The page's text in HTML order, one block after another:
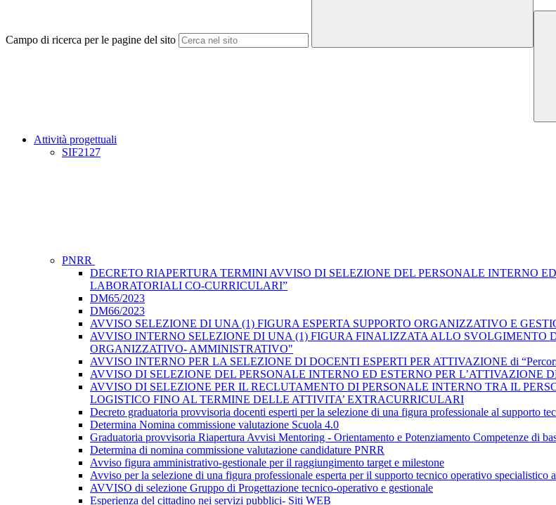
Campo di ricerca per le pagine del sito
Attività progettuali
SIF2127
PNRR
DECRETO RIAPERTURA TERMINI AVVISO DI SELEZIONE DEL PERSONALE INTERNO
LABORATORIALI CO-CURRICULARI”
DM65/2023
DM66/2023
AVVISO SELEZIONE DI UNA (1) FIGURA ESPERTA SUPPORTO ORGANIZZATIVO E
AVVISO INTERNO SELEZIONE DI UNA (1) FIGURA FINALIZZATA ALLO SVOLGIMENTO
ORGANIZZATIVO- AMMINISTRATIVO"
AVVISO INTERNO PER LA SELEZIONE DI DOCENTI ESPERTI PER ATTIVAZIONE di
AVVISO DI SELEZIONE DEL PERSONALE INTERNO ED ESTERNO PER
AVVISO DI SELEZIONE PER IL RECLUTAMENTO DI PERSONALE INTERNO TRA IL
LOGISTICO FINO AL TERMINE DELLE ATTIVITA’ EXTRACURRICULARI
Decreto graduatoria provvisoria docenti esperti per la selezione di una figura professionale al supporto
Determina Nomina commissione valutazione Scuola 4.0
Graduatoria provvisoria Riapertura Avvisi Mentoring - Orientamento e Potenziamento Competenze di
Determina di nomina commissione valutazione candidature PNRR
Avviso figura amministrativo-gestionale per il raggiungimento target e milestone
Avviso per la selezione di una figura professionale esperta per il supporto tecnico operativo
AVVISO di selezione Gruppo di Progettazione tecnico-operativo e gestionale
Esperienza del cittadino nei servizi pubblici- Siti WEB